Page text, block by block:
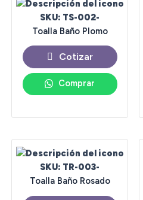
Comprar
SKU: TS-002-
Toalla Baño Plomo
Cotizar
SKU: TR-003-
Toalla Baño Rosado